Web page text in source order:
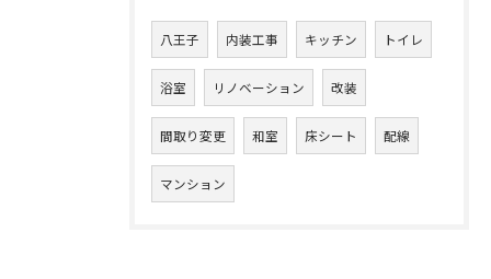
八王子 内装工事 キッチン トイレ
浴室 リノベーション 改装
間取り変更 和室 床シート 配線
マンション